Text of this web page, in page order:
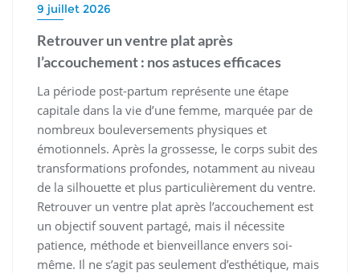
9 juillet 2026
Retrouver un ventre plat après
l’accouchement : nos astuces efficaces
La période post-partum représente une étape
capitale dans la vie d’une femme, marquée par de
nombreux bouleversements physiques et
émotionnels. Après la grossesse, le corps subit des
transformations profondes, notamment au niveau
de la silhouette et plus particulièrement du ventre.
Retrouver un ventre plat après l’accouchement est
un objectif souvent partagé, mais il nécessite
patience, méthode et bienveillance envers soi-
même. Il ne s’agit pas seulement d’esthétique, mais